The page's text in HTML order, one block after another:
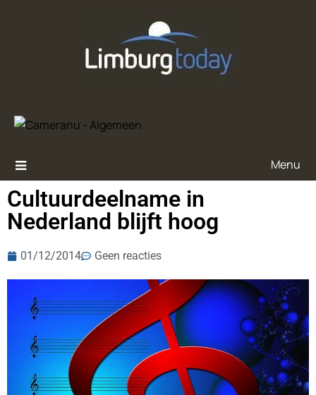
Menu
Cultuurdeelname in
Nederland blijft hoog
01/12/2014 Geen reacties